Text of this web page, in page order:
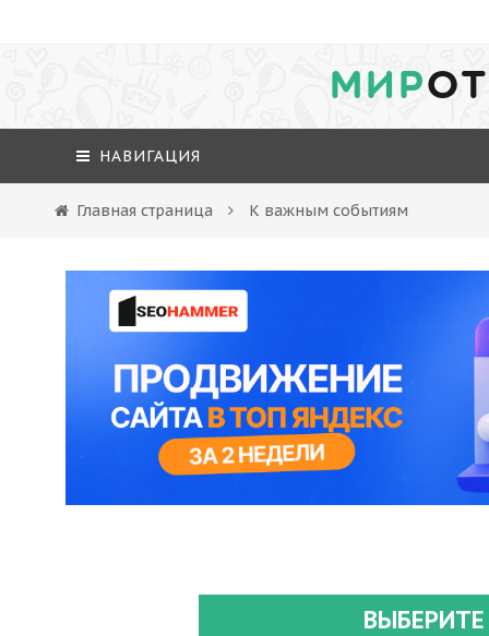
МИР
НАВИГАЦИЯ
Главная страница К важным событиям